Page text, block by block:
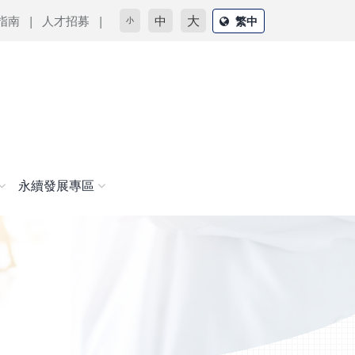
南 人才招募 小 中 大 繁中
永續發展專區